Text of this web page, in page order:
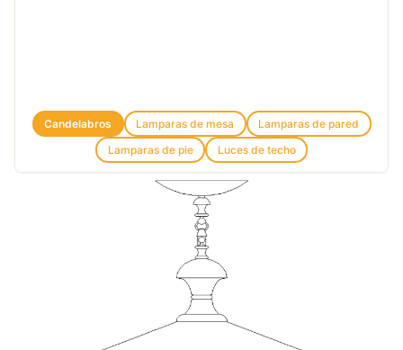
Candelabros Lamparas de mesa
Lamparas de pared
Lamparas de pie
Luces de techo